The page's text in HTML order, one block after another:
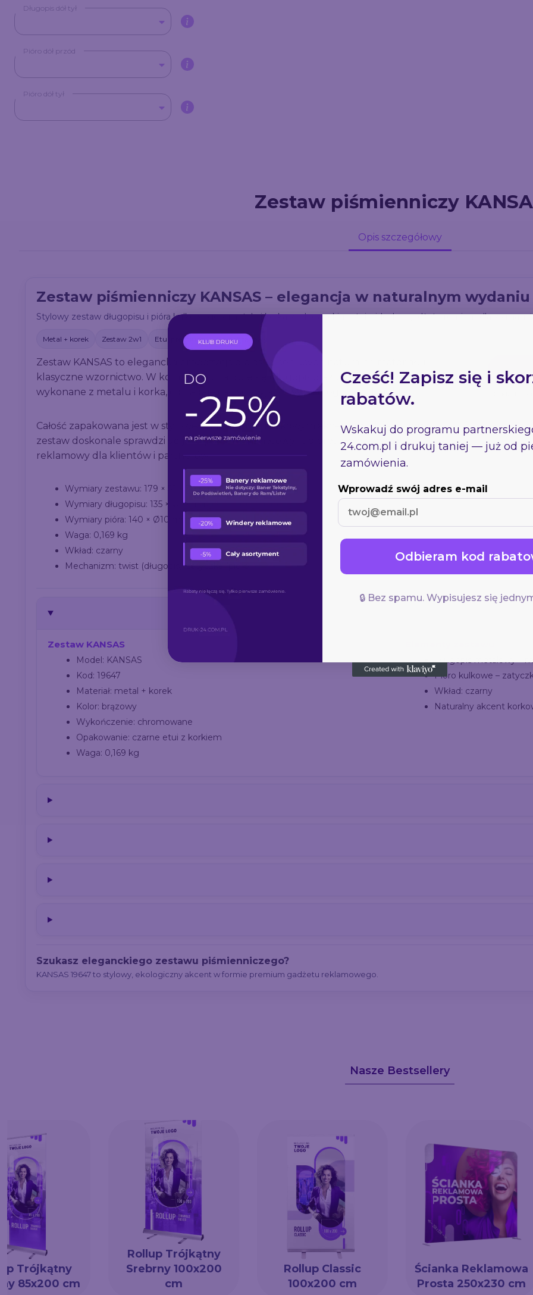
Długopis dół tył
Pióro dół przód
Pióro dół tył
Zestaw piśmienniczy
Opis szczegółowy
Zestaw piśmienniczy KANSAS – elegancja w naturalnym wydaniu
Stylowy zestaw długopisu i pióra kulkowego z metalu i korka w eleganckim etui – idealny gadżet premium dla
Metal + korek Zestaw 2w1 Etui premium Kolor brązowy
Zestaw KANSAS to elegancka propozycja dla osób ceniących naturalne materiały i
klasyczne wzornictwo. W komplecie znajduje się długopis oraz pióro kulkowe
wykonane z metalu i korka, co nadaje całości wyjątkowy, ekologiczny charakter.
Całość zapakowana jest w stylowe czarne etui z korkowym akcentem, dzięki czemu
zestaw doskonale sprawdzi się jako prezent biznesowy lub prestiżowy gadżet
reklamowy dla klientów i partnerów.
Wymiary zestawu: 179 × 55 × 30 mm
Wymiary długopisu: 135 × Ø10 mm
Wymiary pióra: 140 × Ø10 mm
Waga: 0,169 kg
Wkład: czarny
Mechanizm: twist (długopis), zatyczka (pióro)
Zestaw KANSAS
Model: KANSAS
Kod: 19647
Materiał: metal + korek
Kolor: brązowy
Wykończenie: chromowane
Opakowanie: czarne etui z korkiem
Waga: 0,169 kg
Długopis metalowy –
Pióro kulkowe –
Wkład: czarny
Naturalny akcent
Szukasz eleganckiego zestawu piśmienniczego?
KANSAS 19647 to stylowy, ekologiczny akcent w formie premium gadżetu reklamowego.
Nasze Bestsellery
Trójkątny
85x200 cm
Rollup Trójkątny
Srebrny 100x200
cm
Rollup Classic
100x200 cm
Ścianka Reklamowa
Prosta 250x230 cm
Cześć! Zapisz się i
rabatów.
Wskakuj do programu
24.com.pl i drukuj taniej — już od
zamówienia.
Wprowadź swój adres e-mail
Odbieram kod
🔒 Bez spamu. Wypisujesz się